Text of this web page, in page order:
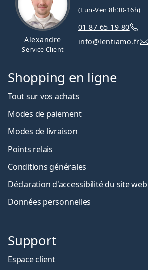
Alexandre
Service Client
(Lun-Ven 8h30-16h)
01 87 65 19 80
info@lentiamo.fr
Shopping en ligne
Tout sur vos achats
Modes de paiement
Modes de livraison
Points relais
Conditions générales
Déclaration d'accessibilité du site web
Données personnelles
Support
Espace client